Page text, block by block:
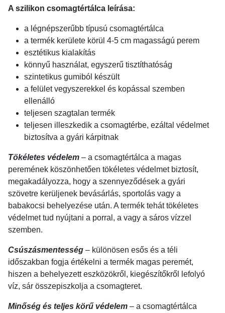
A szilikon csomagtértálca leírása:
a légnépszerűbb típusú csomagtértálca
a termék kerülete körül 4-5 cm magasságú perem
esztétikus kialakítás
könnyű használat, egyszerű tisztíthatóság
szintetikus gumiból készült
a felület vegyszerekkel és kopással szemben
ellenálló
teljesen szagtalan termék
teljesen illeszkedik a csomagtérbe, ezáltal védelmet
biztosítva a gyári kárpitnak
Tökéletes védelem – a csomagtértálca a magas
peremének köszönhetően tökéletes védelmet biztosít,
megakadályozza, hogy a szennyeződések a gyári
szövetre kerüljenek bevásárlás, sportolás vagy a
babakocsi behelyezése után. A termék tehát tökéletes
védelmet tud nyújtani a porral, a vagy a sáros vízzel
szemben.
Csúszásmentesség – különösen esős és a téli
időszakban fogja értékelni a termék magas peremét,
hiszen a behelyezett eszközökről, kiegészítőkről lefolyó
víz, sár összepiszkolja a csomagteret.
Minőség és teljes körű védelem – a csomagtértálca